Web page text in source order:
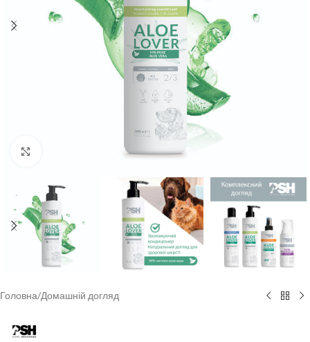
Клацніть, щоб збільшити
Головна/Домашній догляд